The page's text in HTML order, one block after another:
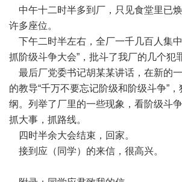
中午十二时半多到厂，只见食堂里已
许多座位。
下午二时半左右，全厂一千几百人集
抓阶级斗争大会”，批斗了我厂的几个犯
最后厂党委书记胡某某讲话，在新的
的教导“千万不要忘记阶级和阶级斗争”
纲。列举了厂里的一些现象，看阶级斗
抓大事，抓路线。
四时半余大会结束，回家。
接到应（同学）的来信，很高兴。